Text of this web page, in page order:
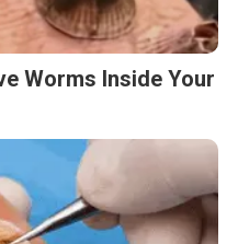
Worms Inside Your